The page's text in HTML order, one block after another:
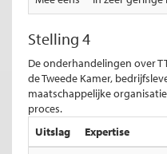
Stelling 4
De onderhandelingen over
de Tweede Kamer,
maatschappelijke
proces.
Uitslag
Expertise